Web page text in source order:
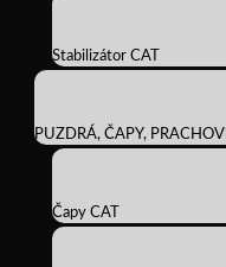
Stabilizátor CAT
PUZDRÁ, ČAPY,
Čapy CAT